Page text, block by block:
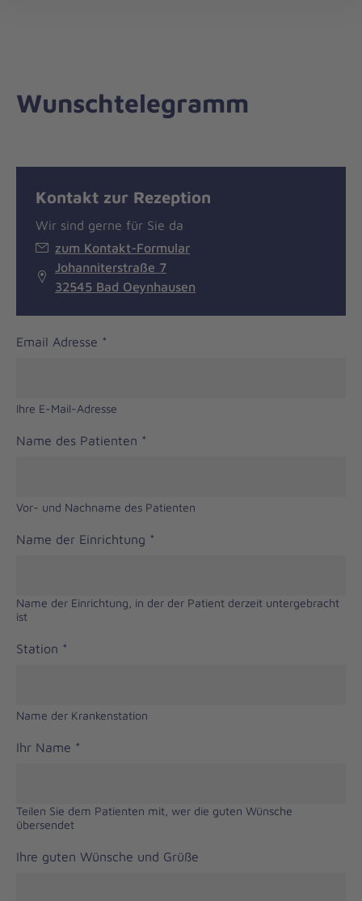
Wunschtelegramm
Kontakt zur Rezeption
Wir sind gerne für Sie da
zum Kontakt-Formular
Johanniterstraße 7
32545 Bad Oeynhausen
Email Adresse *
Ihre E-Mail-Adresse
Name des Patienten *
Vor- und Nachname des Patienten
Name der Einrichtung *
Name der Einrichtung, in der der Patient derzeit untergebracht
ist
Station *
Name der Krankenstation
Ihr Name *
Teilen Sie dem Patienten mit, wer die guten Wünsche
übersendet
Ihre guten Wünsche und Grüße